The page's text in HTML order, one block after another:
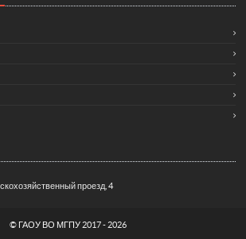
проезд, 4
© ГАОУ ВО МГПУ 2017 - 2026